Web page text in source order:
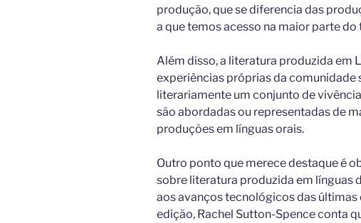
produção, que se diferencia das
a que temos acesso na maior parte do
Além disso, a literatura produzida em
experiências próprias da comunidade
literariamente um conjunto de
são abordadas ou representadas de
produções em línguas orais.
Outro ponto que merece destaque é
sobre literatura produzida em línguas
aos avanços tecnológicos das últimas
edição, Rachel Sutton-Spence conta